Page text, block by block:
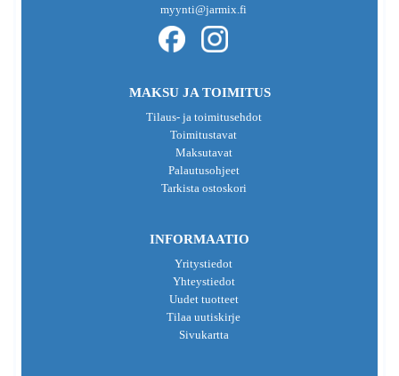
myynti@jarmix.fi
MAKSU JA TOIMITUS
Tilaus- ja toimitusehdot
Toimitustavat
Maksutavat
Palautusohjeet
Tarkista ostoskori
INFORMAATIO
Yritystiedot
Yhteystiedot
Uudet tuotteet
Tilaa uutiskirje
Sivukartta